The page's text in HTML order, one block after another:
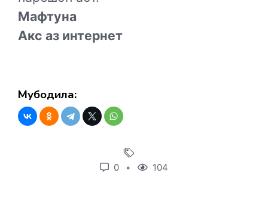
Мафтуна
Акс аз интернет
Мубодила:
0 104